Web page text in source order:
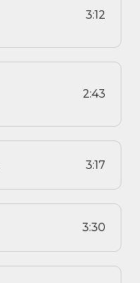
3:12
2:43
3:17
3:30